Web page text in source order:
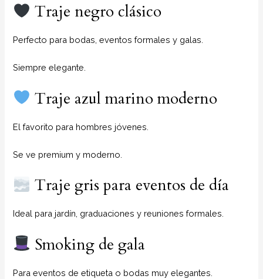
Traje negro clásico
Perfecto para bodas, eventos formales y galas.
Siempre elegante.
Traje azul marino moderno
El favorito para hombres jóvenes.
Se ve premium y moderno.
Traje gris para eventos de día
Ideal para jardín, graduaciones y reuniones formales.
Smoking de gala
Para eventos de etiqueta o bodas muy elegantes.